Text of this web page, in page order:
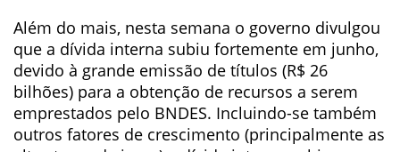
Além do mais, nesta semana o governo divulgou
que a dívida interna subiu fortemente em junho,
devido à grande emissão de títulos (R$ 26
bilhões) para a obtenção de recursos a serem
emprestados pelo BNDES. Incluindo-se também
outros fatores de crescimento (principalmente as